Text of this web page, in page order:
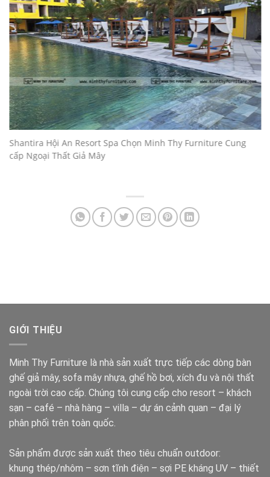
Shantira Hội An Resort Spa Chọn Minh Thy Furniture Cung
cấp Ngoại Thất Giả Mây
GIỚI THIỆU
Minh Thy Furniture là nhà sản xuất trực tiếp các dòng bàn
ghế giả mây, sofa mây nhựa, ghế hồ bơi, xích đu và nội thất
ngoài trời cao cấp. Chúng tôi cung cấp cho resort – khách
sạn – café – nhà hàng – villa – dự án cảnh quan – đại lý
phân phối trên toàn quốc.
Sản phẩm được sản xuất theo tiêu chuẩn outdoor:
khung thép/nhôm – sơn tĩnh điện – sợi PE kháng UV – thiết